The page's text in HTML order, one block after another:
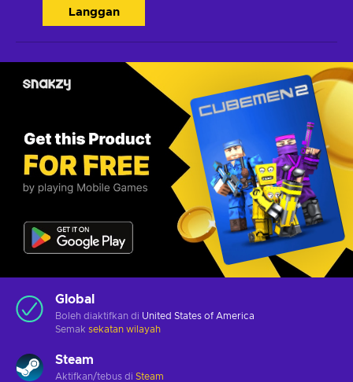
Langgan
Global
Boleh diaktifkan di United States of America
Semak sekatan wilayah
Steam
Aktifkan/tebus di Steam